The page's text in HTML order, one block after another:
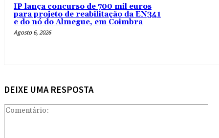
IP lança concurso de 700 mil euros
para projeto de reabilitação da EN341
e do nó do Almegue, em Coimbra
Agosto 6, 2026
DEIXE UMA RESPOSTA